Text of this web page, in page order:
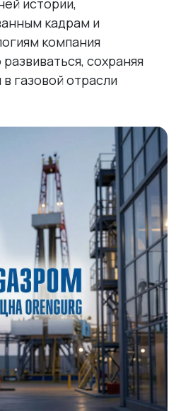
истории,
кадрам и
компания
сохраняя
газовой отрасли